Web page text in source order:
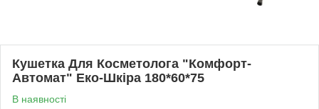
Кушетка Для Косметолога "Комфорт-
Автомат" Еко-Шкіра 180*60*75
В наявності